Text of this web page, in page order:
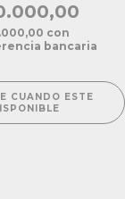
con
bancaria
CUANDO ESTE